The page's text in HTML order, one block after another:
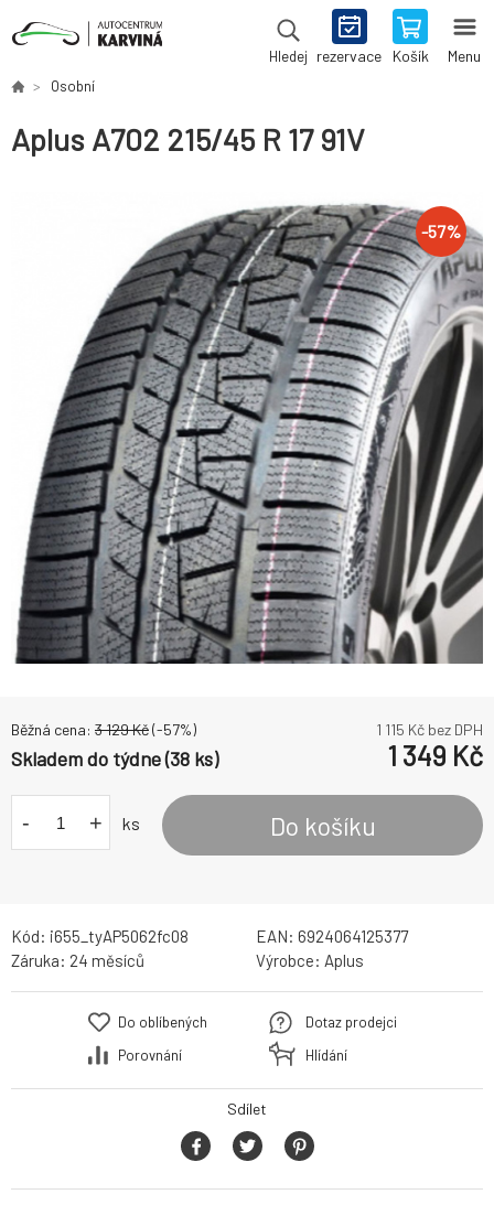
Hledej rezervace Košík Menu
Osobní
Aplus A702 215/45 R 17 91V
-57%
Běžná cena: 3 129Kč(-57%) 1 115 Kč bez DPH
Skladem do týdne (38 ks) 1 349 Kč
- + ks Do košíku
Kód: i655_tyAP5062fc08 EAN: 6924064125377
Záruka: 24 měsíců Výrobce: Aplus
Do oblíbených
Porovnání
Dotaz prodejci
Hlídání
Sdílet